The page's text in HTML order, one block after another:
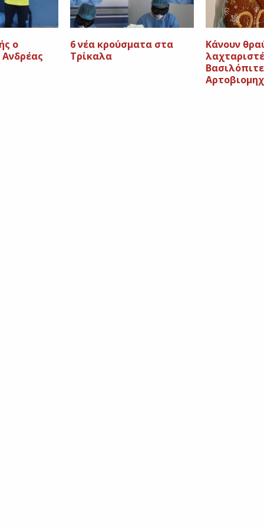
ο
6 νέα κρούσματα στα
Τρίκαλα
Κάνουν